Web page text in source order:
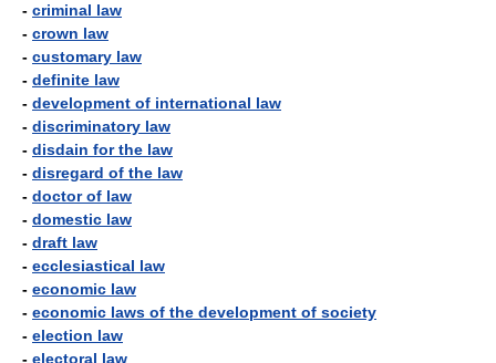
- criminal law
- crown law
- customary law
- definite law
- development of international law
- discriminatory law
- disdain for the law
- disregard of the law
- doctor of law
- domestic law
- draft law
- ecclesiastical law
- economic law
- economic laws of the development of society
- election law
- electoral law